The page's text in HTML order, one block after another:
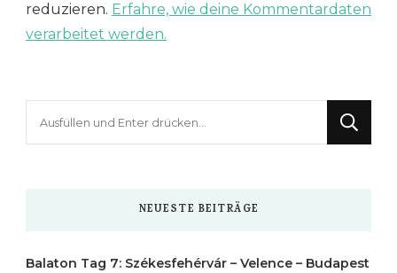
reduzieren. Erfahre, wie deine Kommentardaten
verarbeitet werden.
NEUESTE BEITRÄGE
Balaton Tag 7: Székesfehérvár – Velence – Budapest